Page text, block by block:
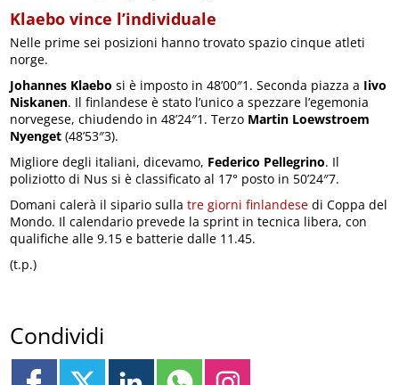
Klaebo vince l’individuale
Nelle prime sei posizioni hanno trovato spazio cinque atleti
norge.
Johannes Klaebo si è imposto in 48’00″1. Seconda piazza a Iivo
Niskanen. Il finlandese è stato l’unico a spezzare l’egemonia
norvegese, chiudendo in 48’24″1. Terzo Martin Loewstroem
Nyenget (48’53″3).
Migliore degli italiani, dicevamo, Federico Pellegrino. Il
poliziotto di Nus si è classificato al 17° posto in 50’24″7.
Domani calerà il sipario sullatre giorni finlandese di Coppa del
Mondo. Il calendario prevede la sprint in tecnica libera, con
qualifiche alle 9.15 e batterie dalle 11.45.
(t.p.)
Condividi